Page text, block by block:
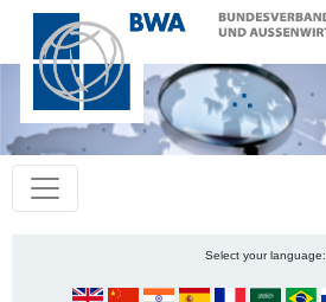
Select your language: